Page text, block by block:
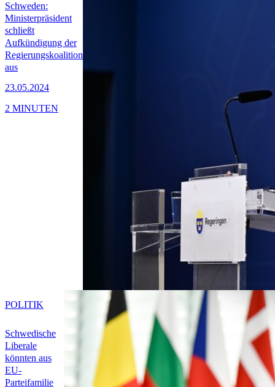
Schweden:
Ministerpräsident
schließt
Aufkündigung der
Regierungskoalition
aus
23.05.2024
2 MINUTEN
Schwedische
Liberale
könnten aus
EU-
Parteifamilie
POLITIK